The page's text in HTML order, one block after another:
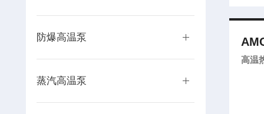
防爆高温泵
蒸汽高温泵
高温